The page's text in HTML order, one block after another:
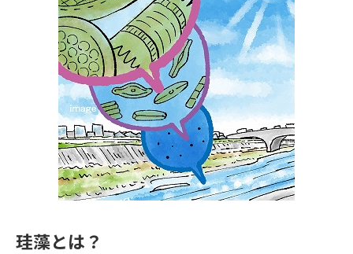
過去問題集
大学・短大以外の資料から請求
専門学校の資料請求 大学院の資料請求
留学・進学関連、塾・予備校
大学入学共通テスト「受験案
内」の請求
大学入学共通テスト「受験上の
配慮案内」の請求
高等学校卒業程度認定試験
幼稚園教員資格認定試験
珪藻とは？